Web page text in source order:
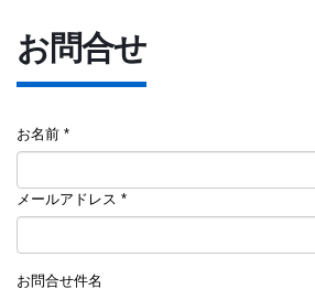
お問合せ
お名前 *
メールアドレス *
お問合せ件名